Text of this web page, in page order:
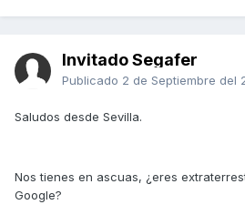
Invitado Segafer
Publicado 2 de Septiembre del
Saludos desde Sevilla.
Nos tienes en ascuas, ¿eres
Google?